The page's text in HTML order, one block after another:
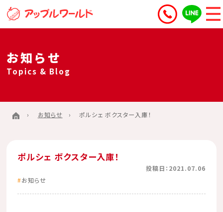
お知らせ
Topics & Blog
お知らせ ポルシェ ボクスター入庫！
ポルシェ ボクスター入庫！
投稿日：2021.07.06
お知らせ